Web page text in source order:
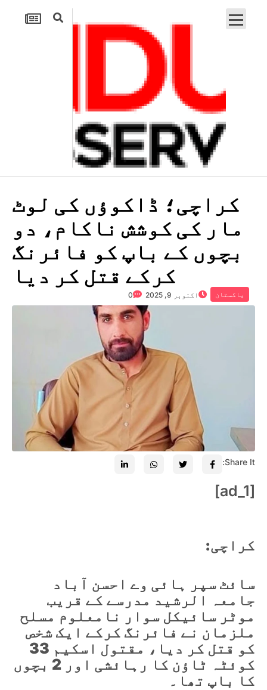
کراچی؛ ڈاکوؤں کی لوٹ
مار کی کوشش ناکام، دو
بچوں کے باپ کو فائرنگ
کرکے قتل کر دیا
پاکستان اکتوبر 9, 2025 0
Share It:
[ad_1]
کراچی:
سائٹ سپر ہائی وے احسن آباد
جامعہ الرشید مدرسے کے قریب
موٹر سائیکل سوار نامعلوم مسلح
ملزمان نے فائرنگ کرکے ایک شخص
کو قتل کر دیا، مقتول اسکیم 33
کوئٹہ ٹاؤن کا رہائشی اور 2 بچوں
کا باپ تھا۔